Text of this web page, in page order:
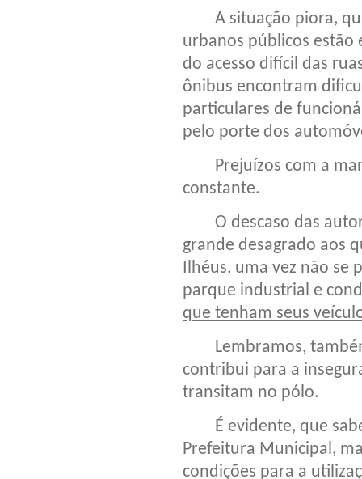
A situação piora,
urbanos públicos
do acesso difícil das
ônibus encontram
particulares de
pelo porte dos
Prejuízos com a
constante.
O descaso das
grande desagrado aos
Ilhéus, uma vez não
parque industrial e
que tenham seus
Lembramos,
contribui para a
transitam no pólo.
É evidente, que
Prefeitura Municipal,
condições para a